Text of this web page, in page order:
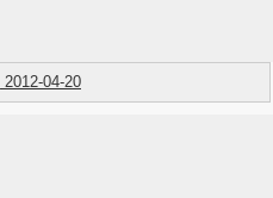
2012-04-20